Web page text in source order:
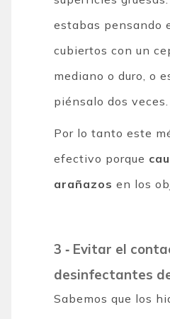
estabas pensando
cubiertos con un
mediano o duro, o
piénsalo dos veces.
Por lo tanto este
efectivo porque
arañazos en los
3 ‐ Evitar el
desinfectantes
Sabemos que los